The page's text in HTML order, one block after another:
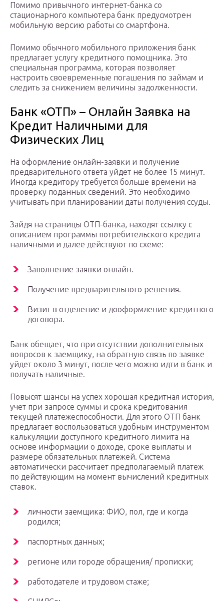
Помимо привычного интернет-банка со
стационарного компьютера банк предусмотрен
мобильную версию работы со смартфона.
Помимо обычного мобильного приложения банк
предлагает услугу кредитного помощника. Это
специальная программа, которая позволяет
настроить своевременные погашения по займам и
следить за снижением величины задолженности.
Банк «ОТП» – Онлайн Заявка на
Кредит Наличными для
Физических Лиц
На оформление онлайн-заявки и получение
предварительного ответа уйдет не более 15 минут.
Иногда кредитору требуется больше времени на
проверку поданных сведений. Это необходимо
учитывать при планировании даты получения ссуды.
Зайдя на страницы ОТП-банка, находят ссылку с
описанием программы потребительского кредита
наличными и далее действуют по схеме:
Заполнение заявки онлайн.
Получение предварительного решения.
Визит в отделение и дооформление кредитного
договора.
Банк обещает, что при отсутствии дополнительных
вопросов к заемщику, на обратную связь по заявке
уйдет около 3 минут, после чего можно идти в банк и
получать наличные.
Повысят шансы на успех хорошая кредитная история,
учет при запросе суммы и срока кредитования
текущей платежеспособности. Для этого ОТП банк
предлагает воспользоваться удобным инструментом
калькуляции доступного кредитного лимита на
основе информации о доходе, сроке выплаты и
размере обязательных платежей. Система
автоматически рассчитает предполагаемый платеж
по действующим на момент вычислений кредитных
ставок.
личности заемщика: ФИО, пол, где и когда
родился;
паспортных данных;
регионе или городе обращения/ прописки;
работодателе и трудовом стаже;